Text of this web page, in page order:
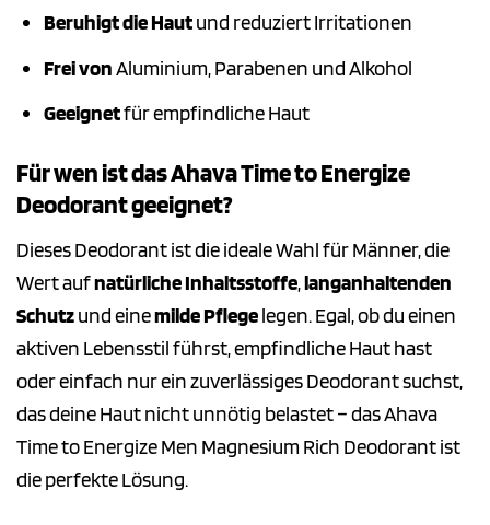
Beruhigt die Hautund reduziert Irritationen
Frei vonAluminium, Parabenen und Alkohol
Geeignetfür empfindliche Haut
Für wen ist das Ahava Time to Energize
Deodorant geeignet?
Dieses Deodorant ist die ideale Wahl für Männer, die
Wert aufnatürliche Inhaltsstoffe,langanhaltenden
Schutzund einemilde Pflegelegen. Egal, ob du einen
aktiven Lebensstil führst, empfindliche Haut hast
oder einfach nur ein zuverlässiges Deodorant suchst,
das deine Haut nicht unnötig belastet – das Ahava
Time to Energize Men Magnesium Rich Deodorant ist
die perfekte Lösung.